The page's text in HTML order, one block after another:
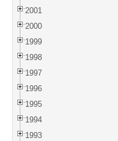
2001
2000
1999
1998
1997
1996
1995
1994
1993